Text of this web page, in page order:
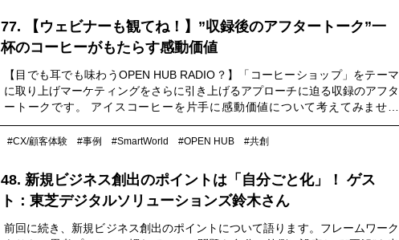
77. 【ウェビナーも観てね！】”収録後のアフタートーク”一
杯のコーヒーがもたらす感動価値
【目でも耳でも味わうOPEN HUB RADIO？】「コーヒーショップ」をテーマ
に取り上げマーケティングをさらに引き上げるアプローチに迫る収録のアフタ
ートークです。 アイスコーヒーを片手に感動価値について考えてみません
か。ぜひお聴きください！
#CX/顧客体験 #事例 #SmartWorld #OPEN HUB #共創
48. 新規ビジネス創出のポイントは「自分ごと化」！ ゲス
ト：東芝デジタルソリューションズ鈴木さん
前回に続き、新規ビジネス創出のポイントについて語ります。フレームワーク